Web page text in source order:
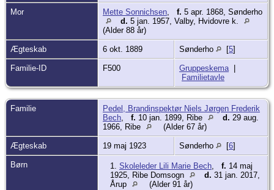
Mor Mette Sonnichsen, f. 5 apr. 1868, Sønderho
d. 5 jan. 1957, Valby, Hvidovre k.
(Alder 88 år)
Ægteskab 6 okt. 1889 Sønderho [5]
Familie-ID F500 Gruppeskema|
Familietavle
Familie
Pedel, Brandinspektør Niels Jørgen Frederik
Bech, f. 10 jan. 1899, Ribe d. 29 aug.
1966, Ribe
(Alder 67 år)
Ægteskab 19 maj 1923 Sønderho [6]
Børn 1. Skoleleder Lili Marie Bech, f. 14 maj
1925, Ribe Domsogn
d. 31 jan. 2017,
Årup
(Alder 91 år)